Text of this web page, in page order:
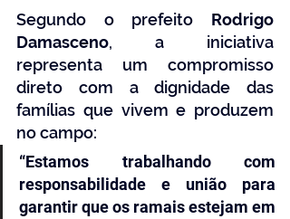
Segundo o prefeito Rodrigo
Damasceno, a iniciativa
representa um compromisso
direto com a dignidade das
famílias que vivem e produzem
no campo:
“Estamos trabalhando com
responsabilidade e união para
garantir que os ramais estejam em